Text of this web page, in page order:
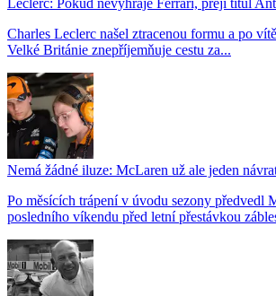
Charles Leclerc našel ztracenou formu a po
Velké Británie znepříjemňuje cestu za...
Nemá žádné iluze: McLaren už ale jeden
Po měsících trápení v úvodu sezony předvedl
posledního víkendu před letní přestávkou